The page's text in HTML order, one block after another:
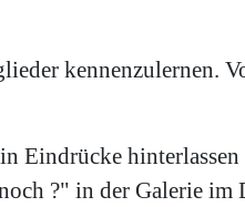
kennenzulernen.
Eindrücke hinterlassen
?" in der Galerie im